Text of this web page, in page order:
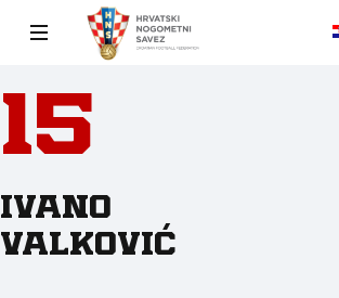
15
Ivano
Valković